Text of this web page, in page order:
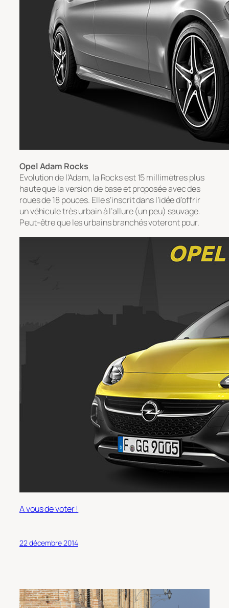
Opel Adam Rocks
Evolution de l’Adam, la Rocks est 15 millimètres plus
haute que la version de base et proposée avec des
roues de 18 pouces. Elle s’inscrit dans l’idée d’offrir
un véhicule très urbain à l’allure (un peu) sauvage.
Peut-être que les urbains branchés voteront pour.
A vous de voter !
22 décembre 2014